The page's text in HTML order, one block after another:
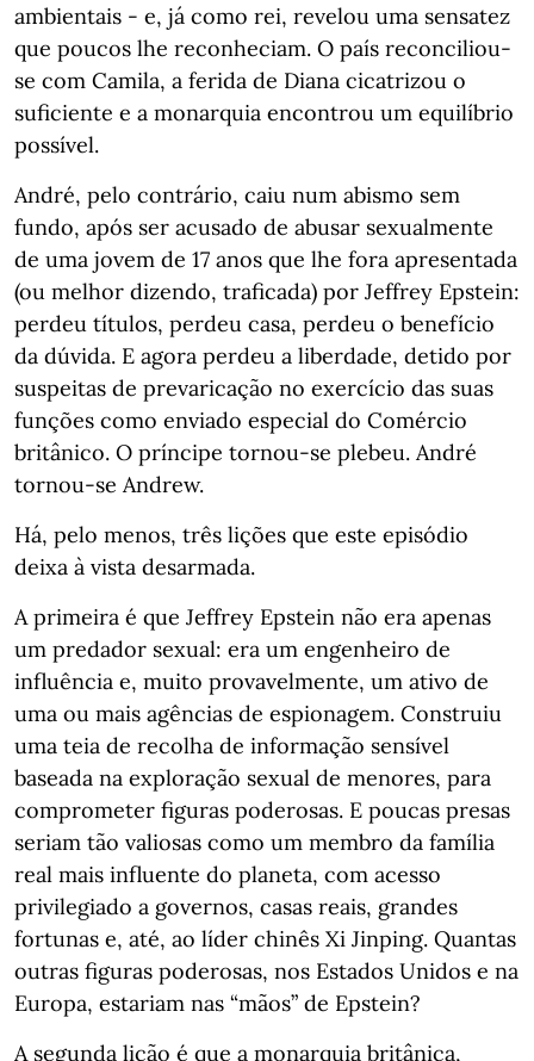
ambientais - e, já como rei, revelou uma sensatez
que poucos lhe reconheciam. O país reconciliou-
se com Camila, a ferida de Diana cicatrizou o
suficiente e a monarquia encontrou um equilíbrio
possível.
André, pelo contrário, caiu num abismo sem
fundo, após ser acusado de abusar sexualmente
de uma jovem de 17 anos que lhe fora apresentada
(ou melhor dizendo, traficada) por Jeffrey Epstein:
perdeu títulos, perdeu casa, perdeu o benefício
da dúvida. E agora perdeu a liberdade, detido por
suspeitas de prevaricação no exercício das suas
funções como enviado especial do Comércio
britânico. O príncipe tornou-se plebeu. André
tornou-se Andrew.
Há, pelo menos, três lições que este episódio
deixa à vista desarmada.
A primeira é que Jeffrey Epstein não era apenas
um predador sexual: era um engenheiro de
influência e, muito provavelmente, um ativo de
uma ou mais agências de espionagem. Construiu
uma teia de recolha de informação sensível
baseada na exploração sexual de menores, para
comprometer figuras poderosas. E poucas presas
seriam tão valiosas como um membro da família
real mais influente do planeta, com acesso
privilegiado a governos, casas reais, grandes
fortunas e, até, ao líder chinês Xi Jinping. Quantas
outras figuras poderosas, nos Estados Unidos e na
Europa, estariam nas “mãos” de Epstein?
A segunda lição é que a monarquia britânica,